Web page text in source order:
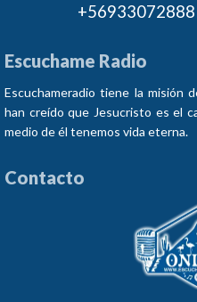
Escuchame Radio
Escuchameradio tiene la misión
han creído que Jesucristo es el
medio de él tenemos vida eterna.
Contacto